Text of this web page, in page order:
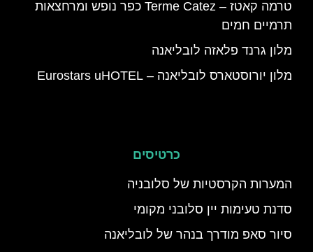
טרמה קאטז – Terme Catez כפר נופש ומרחצאות
תרמיים חמים
מלון גרנד פלאזה לובליאנה
מלון יורוסטארס לובליאנה – Eurostars uHOTEL
כרטיסים
המערות הקרסטיות של סלובניה
סדנת טעימות יין סלובני מקומי
סיור סאפ מודרך בנהר של לובליאנה